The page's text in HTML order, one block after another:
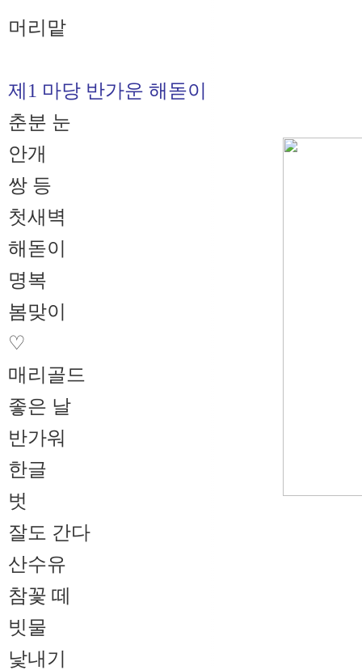
머리맡
제1 마당 반가운 해돋이
춘분 눈
안개
쌍 등
첫새벽
해돋이
명복
봄맞이
♡
매리골드
좋은 날
반가워
한글
벗
잘도 간다
산수유
참꽃 떼
빗물
낯내기